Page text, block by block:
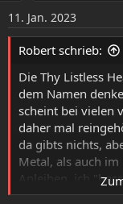
n
e
n
11. Jan. 2023
Robert schrieb:
Die Thy Listless
dem Namen
scheint bei vielen
daher mal
da gibts nichts,
Metal, als auch
Anleihen, ich
Anleihen im